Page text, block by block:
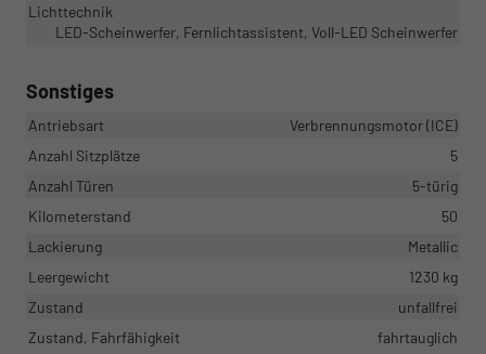
Lichttechnik
LED-Scheinwerfer, Fernlichtassistent, Voll-LED Scheinwerfer
Sonstiges
Antriebsart
Verbrennungsmotor (ICE)
Anzahl Sitzplätze
5
Anzahl Türen
5-türig
Kilometerstand
50
Lackierung
Metallic
Leergewicht
1230 kg
Zustand
unfallfrei
Zustand, Fahrfähigkeit
fahrtauglich